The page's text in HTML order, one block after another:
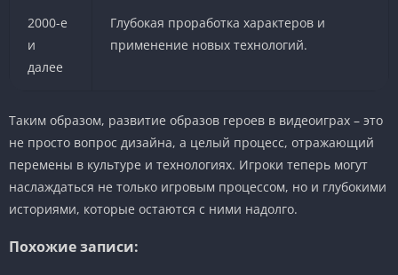
2000-е
и
далее
Глубокая проработка характеров и
применение новых технологий.
Таким образом, развитие образов героев в видеоиграх – это
не просто вопрос дизайна, а целый процесс, отражающий
перемены в культуре и технологиях. Игроки теперь могут
наслаждаться не только игровым процессом, но и глубокими
историями, которые остаются с ними надолго.
Похожие записи: